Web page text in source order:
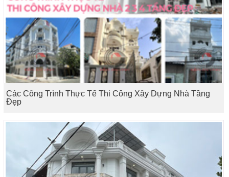
Các Công Trình Thực Tế Thi Công Xây Dựng Nhà Tầng
Đẹp